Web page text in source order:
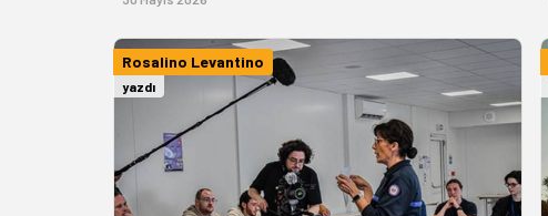
Rosalino Levantino
yazdı